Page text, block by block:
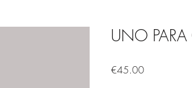
UNO
€45.00Price